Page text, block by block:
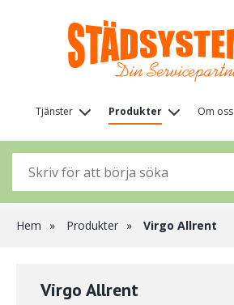
huvudinnehåll
Huvudmeny
(nivå
1)
Tjänster Produkter Om oss
Länkstig
Hem Produkter Virgo Allrent
Virgo Allrent